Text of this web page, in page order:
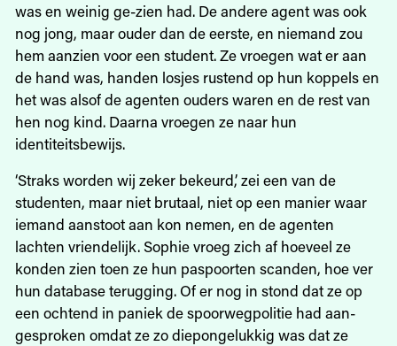
was en weinig ge-zien had. De andere agent was ook
nog jong, maar ouder dan de eerste, en niemand zou
hem aanzien voor een student. Ze vroegen wat er aan
de hand was, handen losjes rustend op hun koppels en
het was alsof de agenten ouders waren en de rest van
hen nog kind. Daarna vroegen ze naar hun
identiteitsbewijs.
‘Straks worden wij zeker bekeurd,’ zei een van de
studenten, maar niet brutaal, niet op een manier waar
iemand aanstoot aan kon nemen, en de agenten
lachten vriendelijk. Sophie vroeg zich af hoeveel ze
konden zien toen ze hun paspoorten scanden, hoe ver
hun database terugging. Of er nog in stond dat ze op
een ochtend in paniek de spoorwegpolitie had aan-
gesproken omdat ze zo diepongelukkig was dat ze